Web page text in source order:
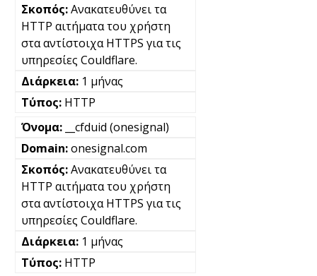
Ανακατευθύνει τα
HTTP αιτήματα του χρήστη
στα αντίστοιχα HTTPS για τις
υπηρεσίες Couldflare.
1 μήνας
HTTP
__cfduid (onesignal)
onesignal.com
Ανακατευθύνει τα
HTTP αιτήματα του χρήστη
στα αντίστοιχα HTTPS για τις
υπηρεσίες Couldflare.
1 μήνας
HTTP